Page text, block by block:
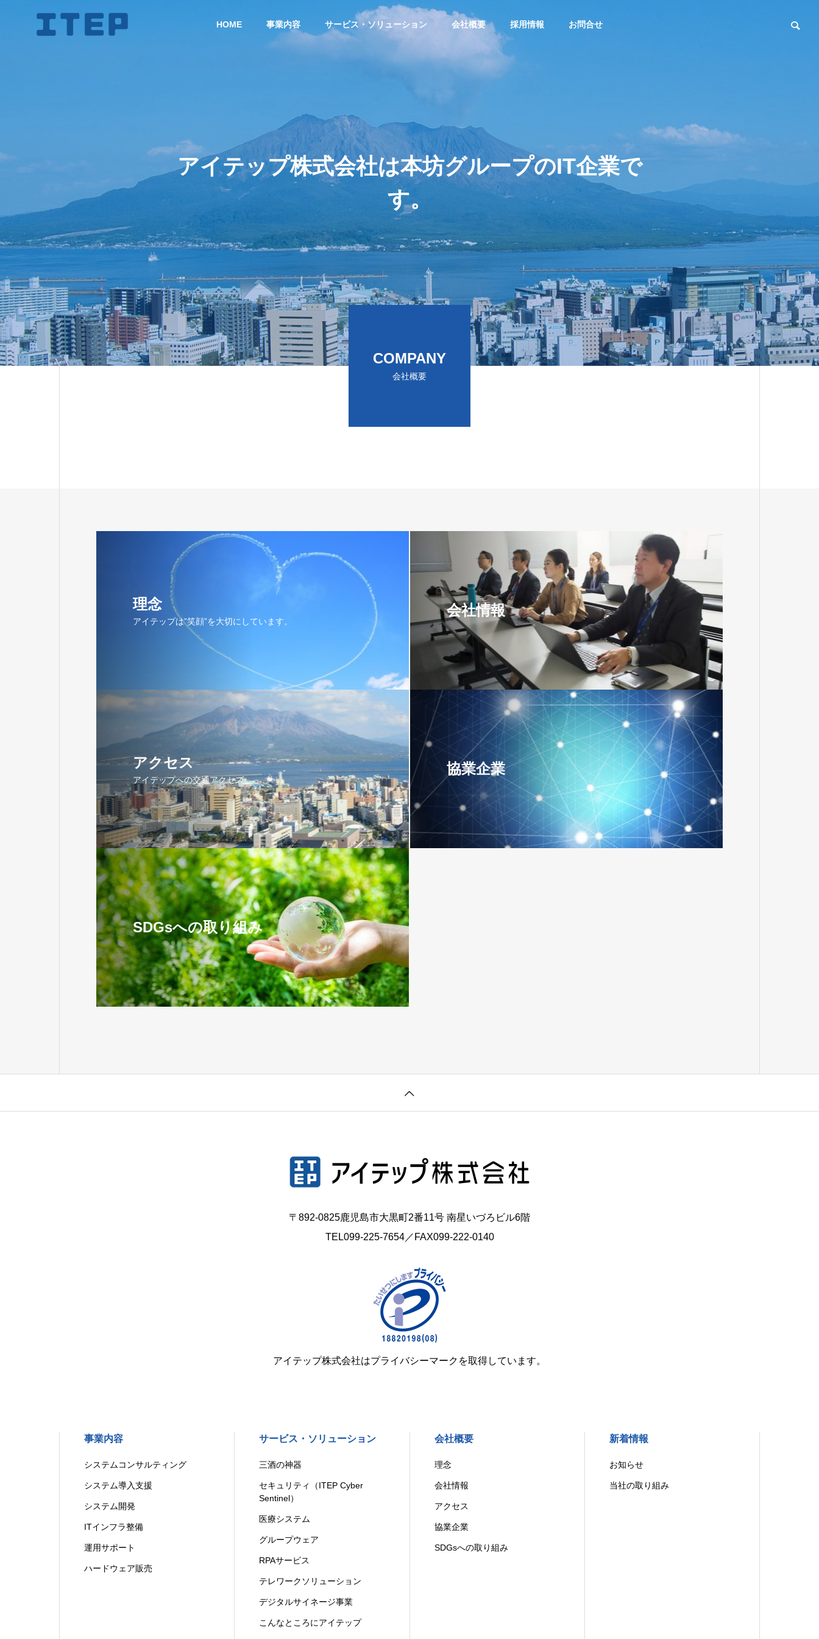
HOME 事業内容 サービス・ソリューション 会社概要 採用情報 お問合せ
システム
コンサル
System
System
Introduction
システム開
System
ITインフラ
IT
Infrastructure
Operations
ハードウ
ェア販売
アイテップは”笑顔”を大切にしていま
会社情報
アイテップへの交通アクセス
協業企業 SDGsへの取り組み
アイテップ株式会社は本坊グループのIT企業で
す。
COMPANY
会社概要
理念
アイテップは”笑顔”を大切にしています。
会社情報
アクセス
アイテップへの交通アクセス
協業企業
SDGsへの取り組み
〒892-0825鹿児島市大黒町2番11号 南星いづろビル6階
TEL099-225-7654／FAX099-222-0140
アイテップ株式会社はプライバシーマークを取得しています。
事業内容
システムコンサルティング
システム導入支援
システム開発
ITインフラ整備
運用サポート
ハードウェア販売
サービス・ソリューション
三酒の神器
セキュリティ（ITEP Cyber
Sentinel）
医療システム
グループウェア
RPAサービス
テレワークソリューション
デジタルサイネージ事業
こんなところにアイテップ
会社概要
理念
会社情報
アクセス
協業企業
SDGsへの取り組み
新着情報
お知らせ
当社の取り組み